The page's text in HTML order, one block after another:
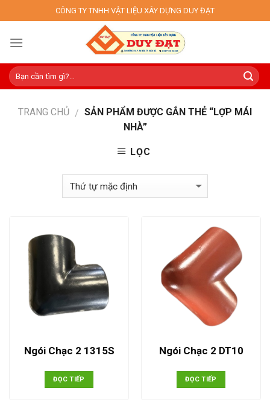
to
content
CÔNG TY TNHH VẬT LIỆU XÂY DỰNG DUY ĐẠT
TRANG CHỦ / SẢN PHẨM ĐƯỢC GẮN THẺ “LỢP MÁI
NHÀ”
LỌC
Ngói Chạc 2 1315S
ĐỌC TIẾP
Ngói Chạc 2 DT10
ĐỌC TIẾP